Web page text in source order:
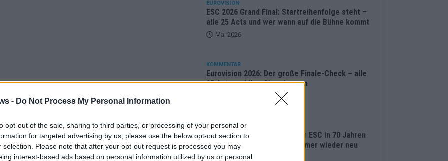
- Do Not Process My Personal Information
opt-out of the sale, sharing to third parties, or processing of your personal or
for targeted advertising by us, please use the below opt-out section to
selection. Please note that after your opt-out request is processed you may
interest-based ads based on personal information utilized by us or personal
EUROVISION
ESC 2026 Grand Final: Startreihenfolge steht –
alle 25 Acts und wer wann auf die Bühne kommt
Mai 2026
KOMMENTAR
Eurovision 2026: Der große Finale-Check – alle
25 Acts und ihre Siegchancen
EUROVISION
Von Lugano bis Wien: Wie der ESC in 70 Jahren
sein Abstimmungssystem immer wieder neu
erfunden hat